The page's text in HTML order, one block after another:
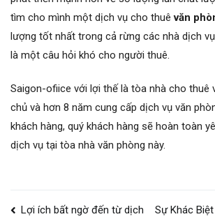
tìm cho mình một dịch vụ cho thuêvăn
lượng tốt nhất trong cả rừng các nhà dịch
là một câu hỏi khó cho người thuê.
Saigon-ofiice với lợi thế là tòa nhà cho thuê
chủ và hơn 8 năm cung cấp dịch vụ văn
khách hàng, quý khách hàng sẽ hoàn toàn
dịch vụ tại tòa nhà văn phòng này.
Điều
Lợi ích bất ngờ đến từ dịch
Sự Khác